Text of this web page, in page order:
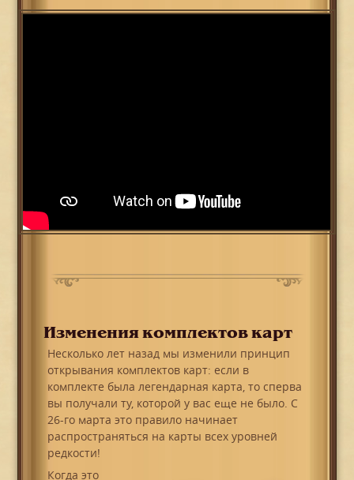
Изменения комплектов карт
Несколько лет назад мы изменили принцип
открывания комплектов карт: если в
комплекте была легендарная карта, то сперва
вы получали ту, которой у вас еще не было. С
26-го марта это правило начинает
распространяться на карты всех уровней
редкости!
Когда это